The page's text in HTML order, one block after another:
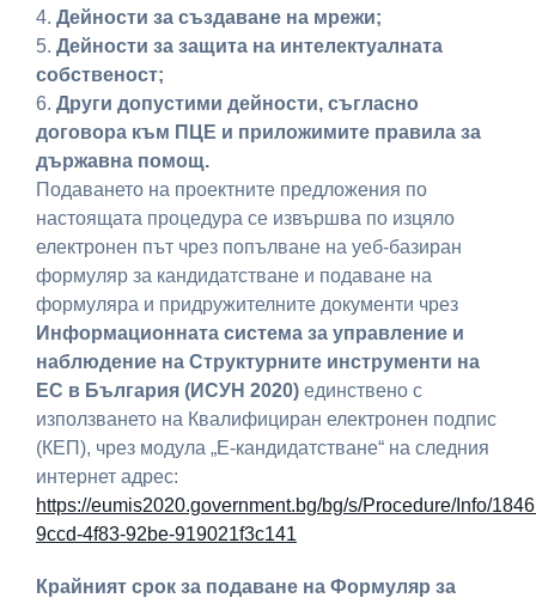
Дейности за създаване на мрежи;
Дейности за защита на интелектуалната
собственост;
Други допустими дейности, съгласно
договора към ПЦЕ и приложимите правила за
държавна помощ.
Подаването на проектните предложения по
настоящата процедура се извършва по изцяло
електронен път чрез попълване на уеб-базиран
формуляр за кандидатстване и подаване на
формуляра и придружителните документи чрез
Информационната система за управление и
наблюдение на Структурните инструменти на
ЕС в България (ИСУН 2020) единствено с
използването на Квалифициран електронен подпис
(КЕП), чрез модула „Е-кандидатстване“ на следния
интернет адрес:
https://eumis2020.government.bg/bg/s/Procedure/Info/
9ccd-4f83-92be-919021f3c141
Крайният срок за подаване на Формуляр за